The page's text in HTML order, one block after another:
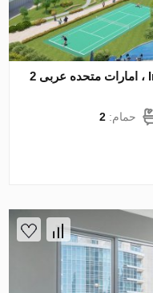
آپارتمان در International City، Dubai ، امارات متحده عربی 2
حمام:2